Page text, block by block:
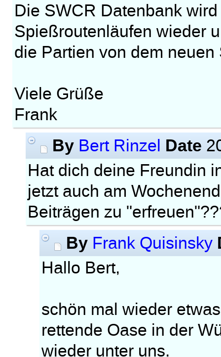
Die SWCR Datenbank
Spießroutenläufen wieder
die Partien von dem neuen
Viele Grüße
Frank
By Bert Rinzel Date
Hat dich deine Freundin
jetzt auch am
Beiträgen zu
By Frank Quisinsky
Hallo Bert,
schön mal wieder
rettende Oase in der
wieder unter uns.